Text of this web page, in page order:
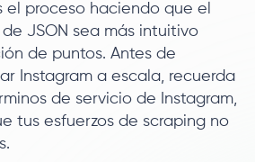
el proceso haciendo que el
JSON sea más intuitivo
de puntos. Antes de
Instagram a escala, recuerda
de servicio de Instagram,
tus esfuerzos de scraping no